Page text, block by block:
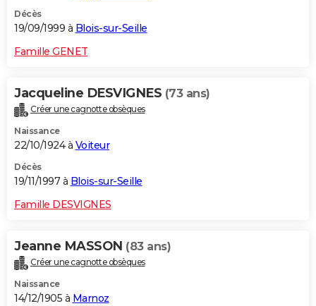
Décès
19/09/1999 à Blois-sur-Seille
Famille GENET
Jacqueline DESVIGNES (73 ans)
Créer une cagnotte obsèques
Naissance
22/10/1924 à Voiteur
Décès
19/11/1997 à Blois-sur-Seille
Famille DESVIGNES
Jeanne MASSON (83 ans)
Créer une cagnotte obsèques
Naissance
14/12/1905 à Marnoz